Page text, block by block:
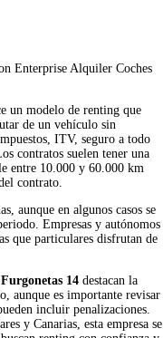
Enterprise Alquiler Coches
un modelo de renting que
de un vehículo sin
ITV, seguro a todo
contratos suelen tener una
entre 10.000 y 60.000 km
contrato.
aunque en algunos casos se
Empresas y autónomos
que particulares disfrutan de
14 destacan la
aunque es importante revisar
incluir penalizaciones.
y Canarias, esta empresa se